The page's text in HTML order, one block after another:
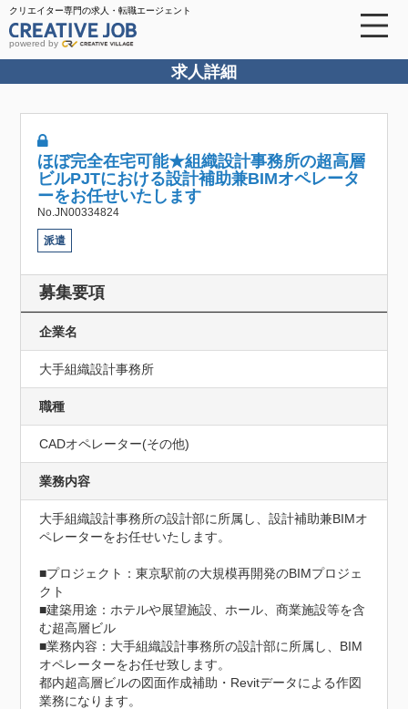
クリエイター専門の求人・転職エージェント
powered by
求人詳細
ほぼ完全在宅可能★組織設計事務所の超高層
ビルPJTにおける設計補助兼BIMオペレータ
ーをお任せいたします
No.JN00334824
派遣
募集要項
企業名
大手組織設計事務所
職種
CADオペレーター(その他)
業務内容
大手組織設計事務所の設計部に所属し、設計補助兼BIMオ
ペレーターをお任せいたします。
■プロジェクト：東京駅前の大規模再開発のBIMプロジェ
クト
■建築用途：ホテルや展望施設、ホール、商業施設等を含
む超高層ビル
■業務内容：大手組織設計事務所の設計部に所属し、BIM
オペレーターをお任せ致します。
都内超高層ビルの図面作成補助・Revitデータによる作図
業務になります。